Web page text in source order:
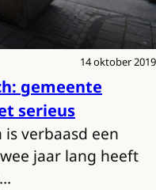
14 oktober 2019
gemeente
serieus
verbaasd een
jaar lang heeft